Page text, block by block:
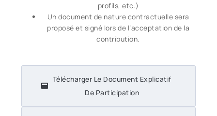
profils, etc.)
Un document de nature contractuelle sera
proposé et signé lors de l’acceptation de la
contribution.
Télécharger Le Document Explicatif
De Participation